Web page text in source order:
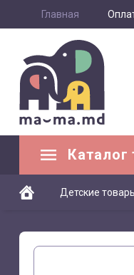
Главная
Каталог
Детские